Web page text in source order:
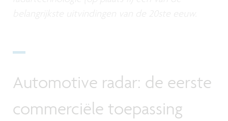
Automotive radar: de eerste
commerciële toepassing